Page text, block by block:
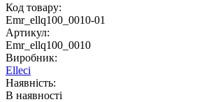
Код товару:
Emr_ellq100_0010-01
Артикул:
Emr_ellq100_0010
Виробник:
Elleci
Наявність:
В наявності